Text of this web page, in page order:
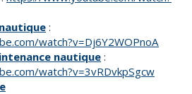
:
watch?v=Dj6Y2WOPnoA
nautique :
watch?v=3vRDvkpSgcw